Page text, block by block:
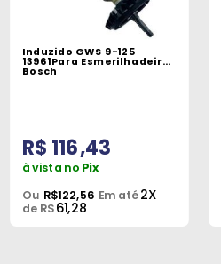
Induzido GWS 9-125
13961Para Esmerilhadeira
Bosch
R$ 116,43
à vista no Pix
Ou R$122,56 Em até2X
de R$61,28